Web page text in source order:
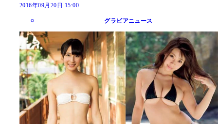
2016年09月20日 15:00
グラビアニュース